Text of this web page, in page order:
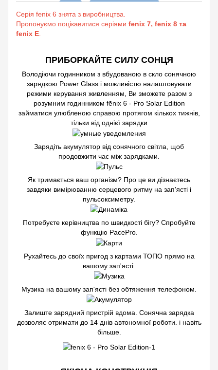
Серія fenix 6 знята з виробництва.
Пропонуємо поцікавитися серіями fenix 7, fenix 8 та
fenix E
ПРИБОРКАЙТЕ СИЛУ СОНЦЯ
Володіючи годинником з вбудованою в скло сонячною
зарядкою Power Glass і можливістю налаштовувати
режими керування живленням, Ви зможете разом з
розумним годинником fēnix 6 - Pro Solar Edition
займатися улюбленою справою протягом кількох тижнів,
тільки від однієї зарядки
Зарядіть акумулятор від сонячного світла, щоб
продовжити час між зарядками.
Як тримається ваш організм? Про це ви дізнаєтесь
завдяки вимірюванню серцевого ритму на зап'ясті і
пульсоксиметру.
Потребуєте керівництва по швидкості бігу? Спробуйте
функцію PacePro.
Рухайтесь до своїх пригод з картами ТОПО прямо на
вашому зап'ясті.
Музика на вашому зап'ясті без обтяження телефоном.
Залиште зарядний пристрій вдома. Сонячна зарядка
дозволяє отримати до 14 днів автономної роботи. і навіть
більше.